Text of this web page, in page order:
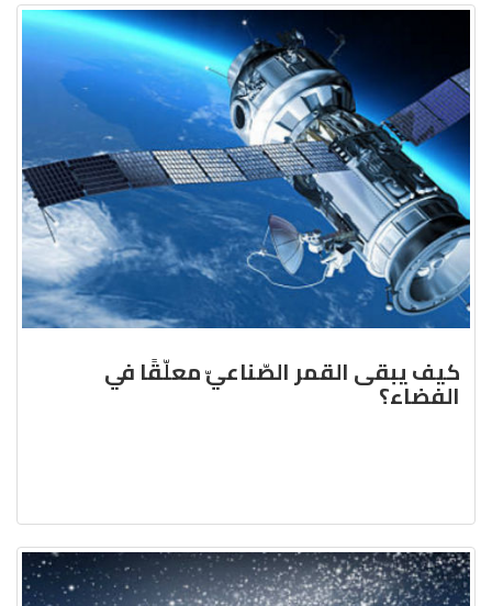
كيف يبقى القمر الصّناعيّ معلّقًا في
الفضاء؟